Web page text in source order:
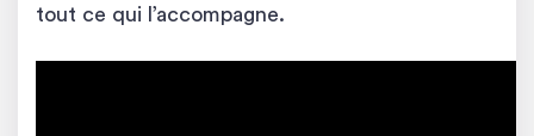
tout ce qui l’accompagne.